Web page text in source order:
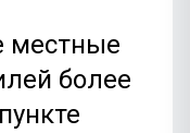
местные
более